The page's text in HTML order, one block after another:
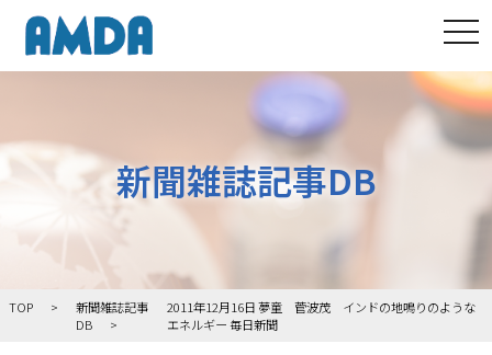
新聞雑誌記事DB
TOP
新聞雑誌記事
DB
2011年12月16日 夢童 菅波茂 インドの地鳴りのような
エネルギー 毎日新聞